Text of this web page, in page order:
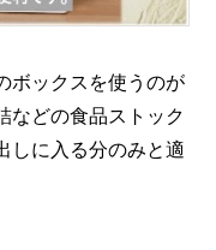
ボックスを使うのが
などの食品ストック
しに入る分のみと適